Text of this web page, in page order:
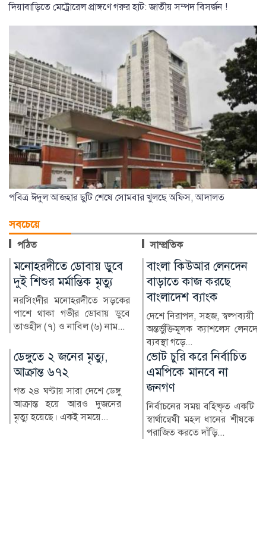
দিয়াবাড়িতে মেট্রোরেল প্রাঙ্গণে গরুর হাট: জাতীয় সম্পদ বিসর্জন !
পবিত্র ঈদুল আজহার ছুটি শেষে সোমবার খুলছে অফিস, আদালত
সবচেয়ে
পঠিত সাম্প্রতিক
বাংলা কিউআর লেনদেন
বাড়াতে কাজ করছে
বাংলাদেশ ব্যাংক
দেশে নিরাপদ, সহজ, স্বল্পব্যয়ী ও
অন্তর্ভুক্তিমূলক ক্যাশলেস লেনদেন
অনলাইন জুয়ায় সর্বস্বান্ত,
বিদেশে পাচার শত শত
কোটি টাকা
মুঠোফোনে কয়েকটি ক্লিক, আর
অল্প সময়েই দ্বিগুণ-তিনগুণ টাকা
—অনলাইন জুয়ার ব...
ভোট চুরি করে নির্বাচিত
এমপিকে মানবে না
জনগণ
নির্বাচনের সময় বহিষ্কৃত একটি
স্বার্থান্বেষী মহল ধানের শীষকে
সাভারে ইয়াবাসহ নারী
মাদক ব্যবসায়ী গ্রেপ্তার
সাভারের কাঞ্চনপুর বেদেপল্লী
এলাকায় অভিযান চালিয়ে ৪০
পিস ইয়াবা ট্যাবলেটসহ সুরা...